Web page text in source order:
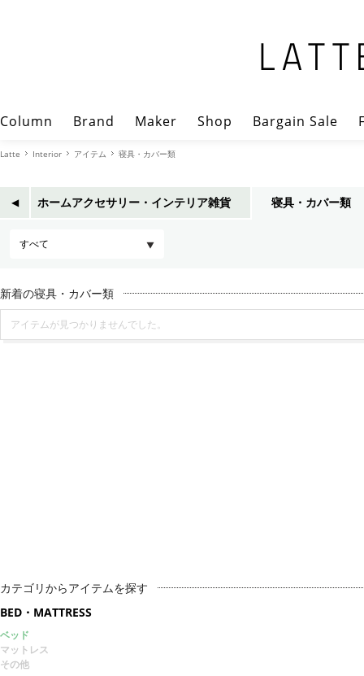
Column Brand Maker Shop Bargain Sale
Latte Interior アイテム 寝具・カバー類
◀︎ ホームアクセサリー・インテリア雑貨 寝具・カバー類
新着の寝具・カバー類
アイテムが見つかりませんでした。
カテゴリからアイテムを探す
BED・MATTRESS
ベッド
マットレス
その他